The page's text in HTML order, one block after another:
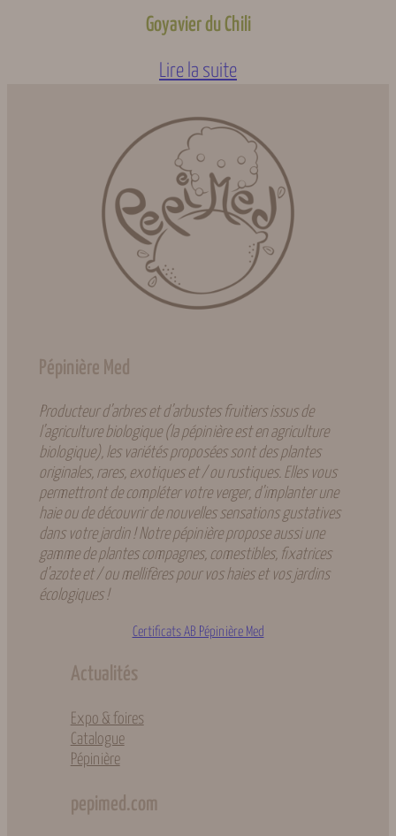
Goyavier du Chili
Lire la suite
Pépinière Med
Producteur d’arbres et d’arbustes fruitiers issus de
l’agriculture biologique (la pépinière est en agriculture
biologique), les variétés proposées sont des plantes
originales, rares, exotiques et / ou rustiques. Elles vous
permettront de compléter votre verger, d’implanter une
haie ou de découvrir de nouvelles sensations gustatives
dans votre jardin ! Notre pépinière propose aussi une
gamme de plantes compagnes, comestibles, fixatrices
d’azote et / ou mellifères pour vos haies et vos jardins
écologiques !
Certificats AB Pépinière Med
Actualités
Expo & foires
Catalogue
Pépinière
pepimed.com